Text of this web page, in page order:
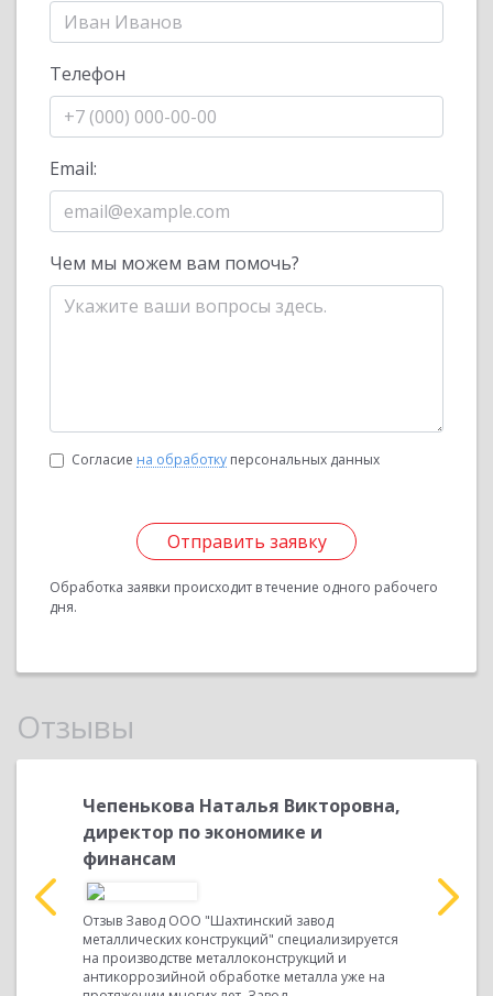
Телефон
Email:
Чем мы можем вам помочь?
Согласие на обработку персональных данных
Отправить заявку
Обработка заявки происходит в течение одного рабочего
дня.
Отзывы
в сфере
Чепенькова Наталья Викторовна,
директор по экономике и
финансам
Отзыв Завод ООО "Шахтинский завод
металлических конструкций" специализируется
на производстве металлоконструкций и
антикоррозийной обработке металла уже на
Отзыв
кофеен в